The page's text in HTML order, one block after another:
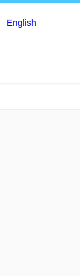
English